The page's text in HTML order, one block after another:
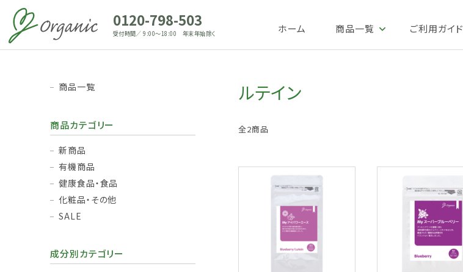
0120-798-503
受付時間／ 9:00～18:00 年末年始除く ホーム 商品一覧 ご利用ガイド
ルテイン
全2商品
商品一覧
商品カテゴリー
新商品
有機商品
健康食品・食品
化粧品・その他
SALE
成分別カテゴリー